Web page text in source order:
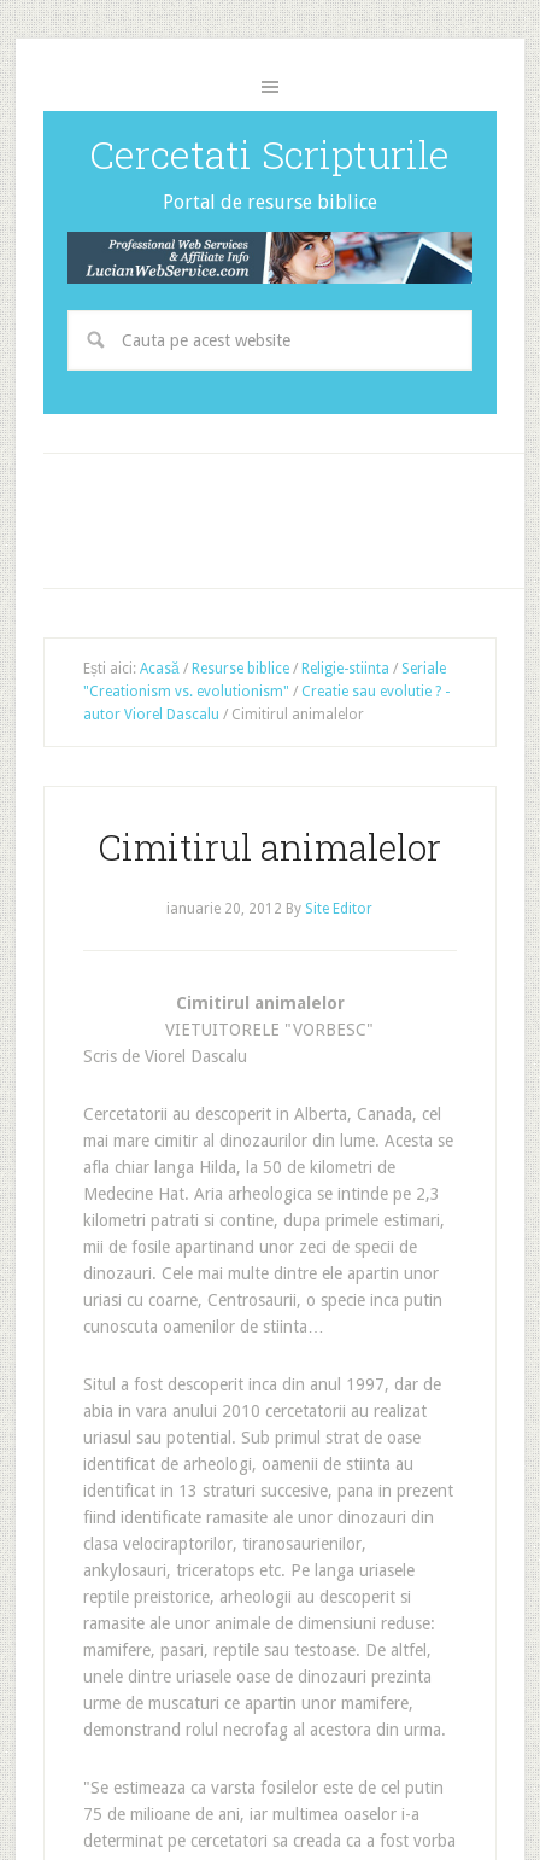
Cercetati Scripturile
Portal de resurse biblice
Ești aici: Acasă / Resurse biblice / Religie-stiinta / Seriale
"Creationism vs. evolutionism" / Creatie sau evolutie ? -
autor Viorel Dascalu /Cimitirul animalelor
Cimitirul animalelor
ianuarie 20, 2012 By Site Editor
Cimitirul animalelor
VIETUITORELE "VORBESC"
Scris de Viorel Dascalu
Cercetatorii au descoperit in Alberta, Canada, cel
mai mare cimitir al dinozaurilor din lume. Acesta se
afla chiar langa Hilda, la 50 de kilometri de
Medecine Hat. Aria arheologica se intinde pe 2,3
kilometri patrati si contine, dupa primele estimari,
mii de fosile apartinand unor zeci de specii de
dinozauri. Cele mai multe dintre ele apartin unor
uriasi cu coarne, Centrosaurii, o specie inca putin
cunoscuta oamenilor de stiinta…
Situl a fost descoperit inca din anul 1997, dar de
abia in vara anului 2010 cercetatorii au realizat
uriasul sau potential. Sub primul strat de oase
identificat de arheologi, oamenii de stiinta au
identificat in 13 straturi succesive, pana in prezent
fiind identificate ramasite ale unor dinozauri din
clasa velociraptorilor, tiranosaurienilor,
ankylosauri, triceratops etc. Pe langa uriasele
reptile preistorice, arheologii au descoperit si
ramasite ale unor animale de dimensiuni reduse:
mamifere, pasari, reptile sau testoase. De altfel,
unele dintre uriasele oase de dinozauri prezinta
urme de muscaturi ce apartin unor mamifere,
demonstrand rolul necrofag al acestora din urma.
"Se estimeaza ca varsta fosilelor este de cel putin
75 de milioane de ani, iar multimea oaselor i-a
determinat pe cercetatori sa creada ca a fost vorba